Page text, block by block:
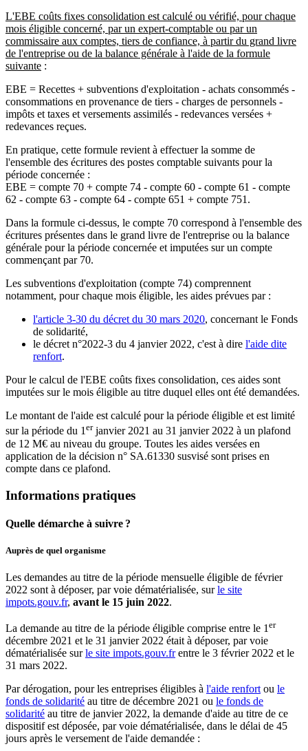
L'EBE coûts fixes consolidation est calculé ou vérifié, pour chaque
mois éligible concerné, par un expert-comptable ou par un
commissaire aux comptes, tiers de confiance, à partir du grand livre
de l'entreprise ou de la balance générale à l'aide de la formule
suivante :
EBE = Recettes + subventions d'exploitation - achats consommés -
consommations en provenance de tiers - charges de personnels -
impôts et taxes et versements assimilés - redevances versées +
redevances reçues.
En pratique, cette formule revient à effectuer la somme de
l'ensemble des écritures des postes comptable suivants pour la
période concernée :
EBE = compte 70 + compte 74 - compte 60 - compte 61 - compte
62 - compte 63 - compte 64 - compte 651 + compte 751.
Dans la formule ci-dessus, le compte 70 correspond à l'ensemble des
écritures présentes dans le grand livre de l'entreprise ou la balance
générale pour la période concernée et imputées sur un compte
commençant par 70.
Les subventions d'exploitation (compte 74) comprennent
notamment, pour chaque mois éligible, les aides prévues par :
l'article 3-30 du décret du 30 mars 2020, concernant le Fonds
de solidarité,
le décret n°2022-3 du 4 janvier 2022, c'est à dire l'aide dite
renfort.
Pour le calcul de l'EBE coûts fixes consolidation, ces aides sont
imputées sur le mois éligible au titre duquel elles ont été demandées.
Le montant de l'aide est calculé pour la période éligible et est limité
sur la période du 1erjanvier 2021 au 31 janvier 2022 à un plafond
de 12 M€ au niveau du groupe. Toutes les aides versées en
application de la décision n° SA.61330 susvisé sont prises en
compte dans ce plafond.
Informations pratiques
Quelle démarche à suivre ?
Auprès de quel organisme
Les demandes au titre de la période mensuelle éligible de février
2022 sont à déposer, par voie dématérialisée, surle site
impots.gouv.fr, avant le 15 juin 2022.
La demande au titre de la période éligible comprise entre le 1er
décembre 2021 et le 31 janvier 2022 était à déposer, par voie
dématérialisée surle site impots.gouv.frentre le 3 février 2022 et le
31 mars 2022.
Par dérogation, pour les entreprises éligibles à l'aide renfortou le
fonds de solidarité au titre de décembre 2021 ou le fonds de
solidarité au titre de janvier 2022, la demande d'aide au titre de ce
dispositif est déposée, par voie dématérialisée, dans le délai de 45
jours après le versement de l'aide demandée :